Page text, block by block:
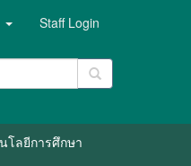
Staff Login
โลยีการศึกษา